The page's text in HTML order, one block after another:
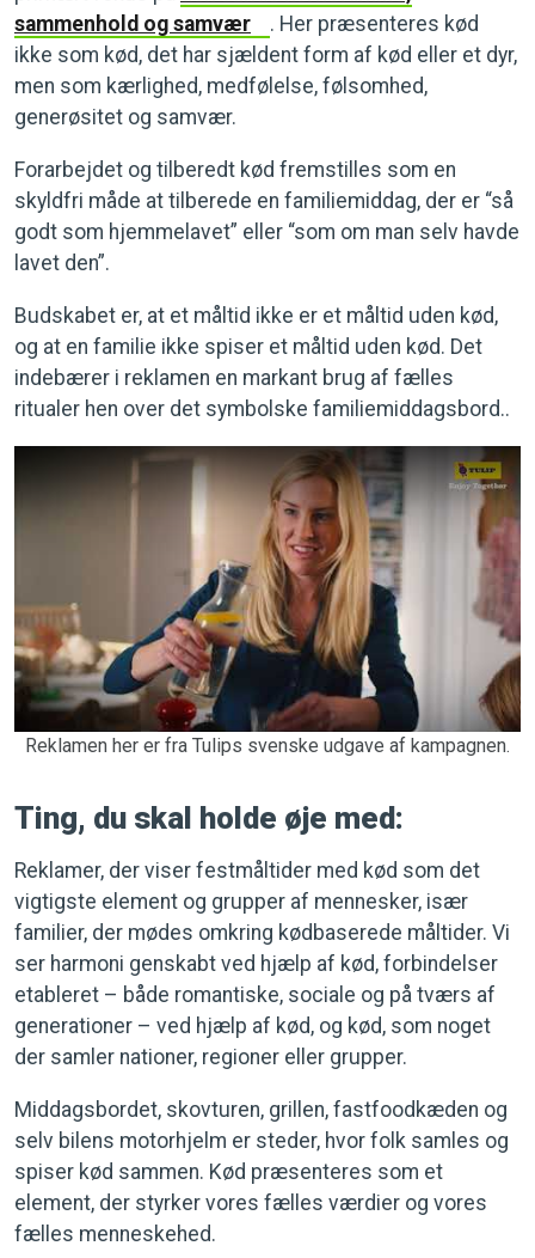
sammenhold og samvær
. Her præsenteres kød
ikke som kød, det har sjældent form af kød eller et dyr,
men som kærlighed, medfølelse, følsomhed,
generøsitet og samvær.
Forarbejdet og tilberedt kød fremstilles som en
skyldfri måde at tilberede en familiemiddag, der er “så
godt som hjemmelavet” eller “som om man selv havde
lavet den”.
Budskabet er, at et måltid ikke er et måltid uden kød,
og at en familie ikke spiser et måltid uden kød. Det
indebærer i reklamen en markant brug af fælles
ritualer hen over det symbolske familiemiddagsbord..
Reklamen her er fra Tulips svenske udgave af kampagnen.
Ting, du skal holde øje med:
Reklamer, der viser festmåltider med kød som det
vigtigste element og grupper af mennesker, især
familier, der mødes omkring kødbaserede måltider. Vi
ser harmoni genskabt ved hjælp af kød, forbindelser
etableret – både romantiske, sociale og på tværs af
generationer – ved hjælp af kød, og kød, som noget
der samler nationer, regioner eller grupper.
Middagsbordet, skovturen, grillen, fastfoodkæden og
selv bilens motorhjelm er steder, hvor folk samles og
spiser kød sammen. Kød præsenteres som et
element, der styrker vores fælles værdier og vores
fælles menneskehed.